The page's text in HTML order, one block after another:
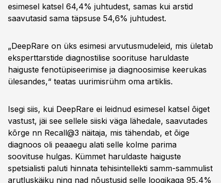
esimesel katsel 64,4% juhtudest, samas kui arstid
saavutasid sama täpsuse 54,6% juhtudest.
„DeepRare on üks esimesi arvutusmudeleid, mis ületab
eksperttarstide diagnostilise soorituse haruldaste
haiguste fenotüpiseerimise ja diagnoosimise keerukas
ülesandes,“ teatas uurimisrühm oma artiklis.
Isegi siis, kui DeepRare ei leidnud esimesel katsel õiget
vastust, jäi see sellele siiski väga lähedale, saavutades
kõrge nn Recall@3 näitaja, mis tähendab, et õige
diagnoos oli peaaegu alati selle kolme parima
soovituse hulgas. Kümmet haruldaste haiguste
spetsialisti paluti hinnata tehisintellekti samm-sammulist
arutluskäiku ning nad nõustusid selle loogikaga 95,4%